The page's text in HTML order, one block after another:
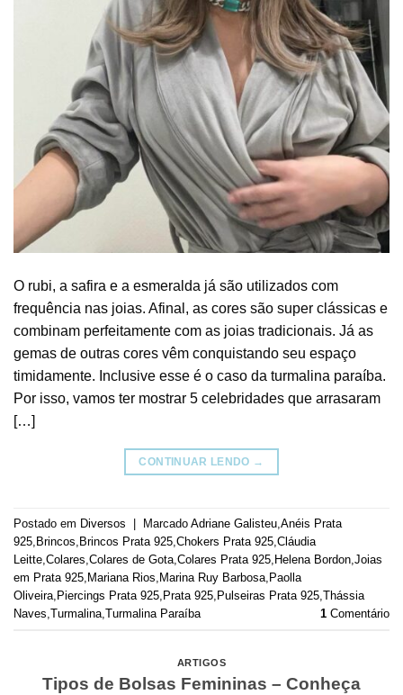
O rubi, a safira e a esmeralda já são utilizados com
frequência nas joias. Afinal, as cores são super clássicas e
combinam perfeitamente com as joias tradicionais. Já as
gemas de outras cores vêm conquistando seu espaço
timidamente. Inclusive esse é o caso da turmalina paraíba.
Por isso, vamos ter mostrar 5 celebridades que arrasaram
[…]
CONTINUAR LENDO →
Postado em Diversos Marcado Adriane Galisteu Anéis Prata
925 Brincos Brincos Prata 925 Chokers Prata 925 Cláudia
Leitte Colares Colares de Gota Colares Prata 925 Helena Bordon Joias
em Prata 925 Mariana Rios Marina Ruy Barbosa Paolla
Oliveira Piercings Prata 925 Prata 925 Pulseiras Prata 925 Thássia
Naves Turmalina Turmalina Paraíba 1 Comentário
ARTIGOS
Tipos de Bolsas Femininas – Conheça